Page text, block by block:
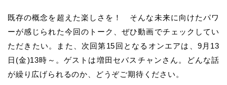
既存の概念を超えた楽しさを！ そんな未来に向けたパワ
ーが感じられた今回のトーク、ぜひ動画でチェックしてい
ただきたい。また、次回第15回となるオンエアは、9月13
日(金)13時～。ゲストは増田セバスチャンさん。どんな話
が繰り広げられるのか、どうぞご期待ください。